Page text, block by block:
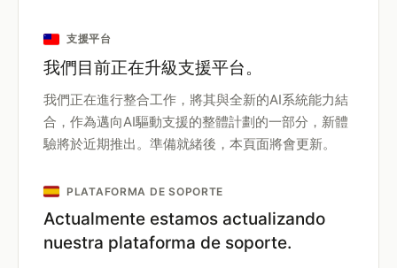
支援平台
我們目前正在升級支援平台。
我們正在進行整合工作，將其與全新的AI系統能力結
合，作為邁向AI驅動支援的整體計劃的一部分，新體
驗將於近期推出。準備就緒後，本頁面將會更新。
PLATAFORMA DE SOPORTE
Actualmente estamos actualizando
nuestra plataforma de soporte.